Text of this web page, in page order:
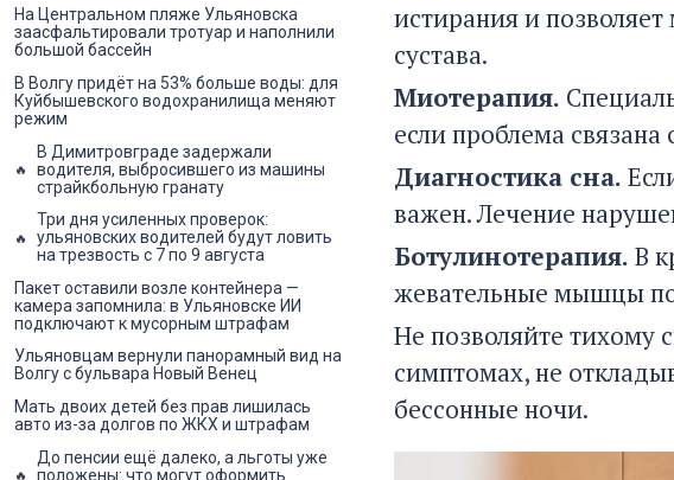
истирания и
сустава.
Миотерапия.
если проблема
Диагностика сна.
важен. Лечение
Ботулинотерапия. В
жевательные мышцы
Не позволяйте тихому
симптомах, не
бессонные ночи.
На Центральном пляже Ульяновска
заасфальтировали тротуар и наполнили
большой бассейн
В Волгу придёт на 53% больше воды: для
Куйбышевского водохранилища меняют
режим
В Димитровграде задержали
водителя, выбросившего из машины
страйкбольную гранату
Три дня усиленных проверок:
ульяновских водителей будут ловить
на трезвость с 7 по 9 августа
Пакет оставили возле контейнера —
камера запомнила: в Ульяновске ИИ
подключают к мусорным штрафам
Ульяновцам вернули панорамный вид на
Волгу с бульвара Новый Венец
Мать двоих детей без прав лишилась
авто из-за долгов по ЖКХ и штрафам
До пенсии ещё далеко, а льготы уже
положены: что могут оформить